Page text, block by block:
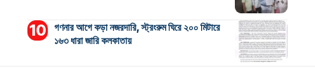
গণনার আগে কড়া নজরদারি, স্ট্রংরুম ঘিরে ২০০ মিটারে
১৬৩ ধারা জারি কলকাতায়